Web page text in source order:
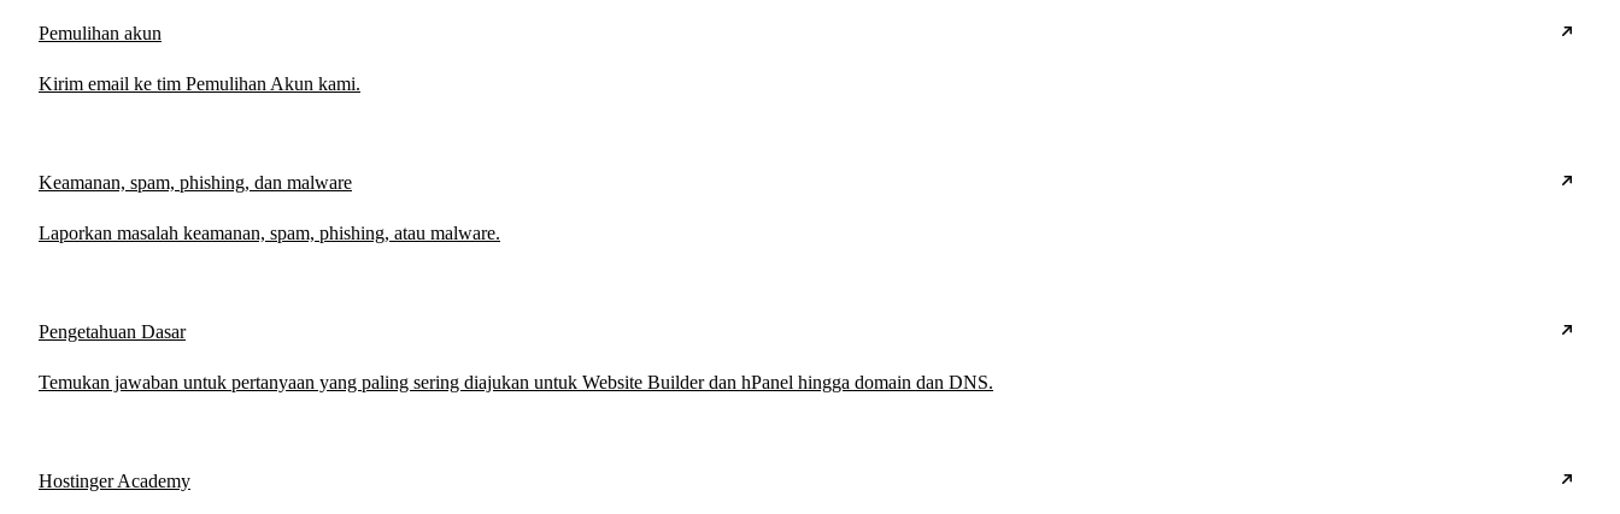
Pemulihan akun
Kirim email ke tim Pemulihan Akun kami.
Keamanan, spam, phishing, dan malware
Laporkan masalah keamanan, spam, phishing, atau malware.
Pengetahuan Dasar
Temukan jawaban untuk pertanyaan yang paling sering diajukan untuk Website Builder dan hPanel hingga domain dan DNS.
Hostinger Academy